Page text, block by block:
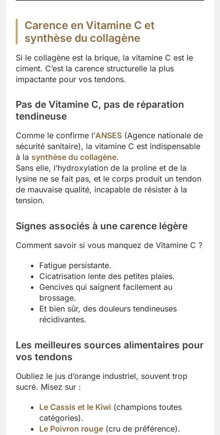
Carence en Vitamine C et
synthèse du collagène
Si le collagène est la brique, la vitamine C est le
ciment. C’est la carence structurelle la plus
impactante pour vos tendons.
Pas de Vitamine C, pas de réparation
tendineuse
Comme le confirme l’ANSES (Agence nationale de
sécurité sanitaire), la vitamine C est indispensable
à la synthèse du collagène.
Sans elle, l’hydroxylation de la proline et de la
lysine ne se fait pas, et le corps produit un tendon
de mauvaise qualité, incapable de résister à la
tension.
Signes associés à une carence légère
Comment savoir si vous manquez de Vitamine C ?
Fatigue persistante.
Cicatrisation lente des petites plaies.
Gencives qui saignent facilement au
brossage.
Et bien sûr, des douleurs tendineuses
récidivantes.
Les meilleures sources alimentaires pour
vos tendons
Oubliez le jus d’orange industriel, souvent trop
sucré. Misez sur :
Le Cassis et le Kiwi (champions toutes
catégories).
Le Poivron rouge (cru de préférence).